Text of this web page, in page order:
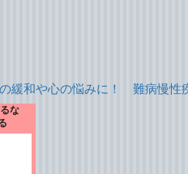
の緩和や心の悩みに！ 難病慢性
な